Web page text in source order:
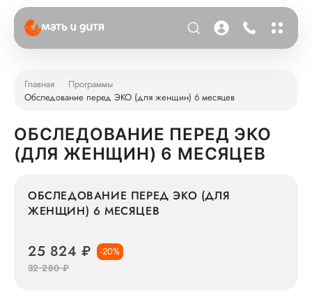
Главная
Программы
Обследование перед ЭКО (для женщин) 6 месяцев
ОБСЛЕДОВАНИЕ ПЕРЕД ЭКО
(ДЛЯ ЖЕНЩИН) 6 МЕСЯЦЕВ
ОБСЛЕДОВАНИЕ ПЕРЕД ЭКО (ДЛЯ
ЖЕНЩИН) 6 МЕСЯЦЕВ
25 824 ₽
-20%
32 280 ₽